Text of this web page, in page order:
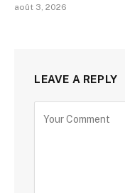
août 3, 2026
LEAVE A REPLY